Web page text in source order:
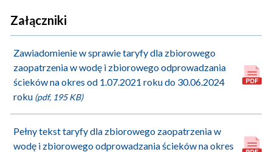
Załączniki
Zawiadomienie w sprawie taryfy dla zbiorowego
zaopatrzenia w wodę i zbiorowego odprowadzania
ścieków na okres od 1.07.2021 roku do 30.06.2024
roku (pdf, 195 KB)
Pełny tekst taryfy dla zbiorowego zaopatrzenia w
wodę i zbiorowego odprowadzania ścieków na okres